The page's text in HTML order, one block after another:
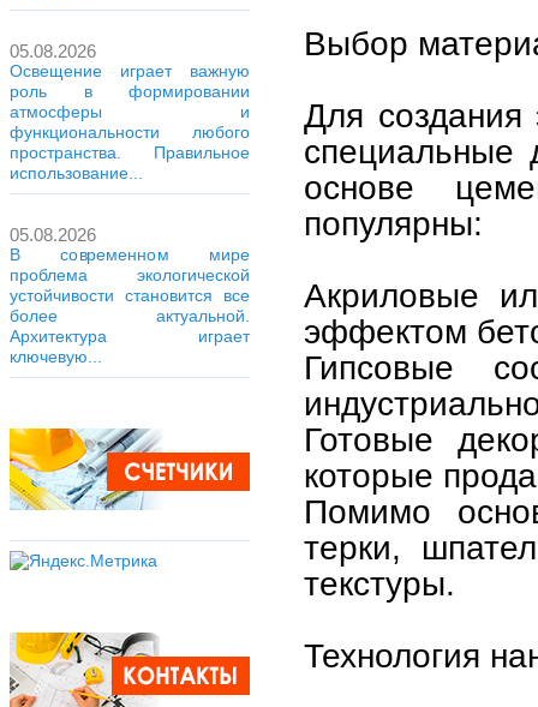
05.08.2026
Освещение играет важную
роль в формировании
атмосферы и
функциональности любого
пространства. Правильное
использование...
05.08.2026
В современном мире
проблема экологической
устойчивости становится все
более актуальной.
Архитектура играет
ключевую...
Выбор
Для
специальные
основе
популярны:
Акриловые
эффектом
Гипсовые
Готовые
которые
Помимо
терки,
текстуры.
Технология